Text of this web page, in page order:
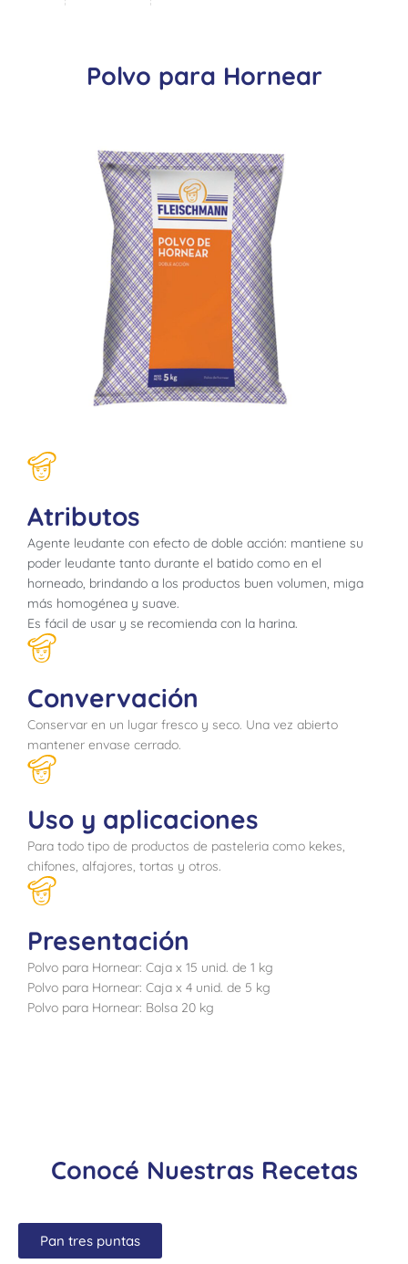
Polvo para Hornear
Atributos
Agente leudante con efecto de doble acción: mantiene su
poder leudante tanto durante el batido como en el
horneado, brindando a los productos buen volumen, miga
más homogénea y suave.
Es fácil de usar y se recomienda con la harina.
Convervación
Conservar en un lugar fresco y seco. Una vez abierto
mantener envase cerrado.
Uso y aplicaciones
Para todo tipo de productos de pasteleria como kekes,
chifones, alfajores, tortas y otros.
Presentación
Polvo para Hornear: Caja x 15 unid. de 1 kg
Polvo para Hornear: Caja x 4 unid. de 5 kg
Polvo para Hornear: Bolsa 20 kg
Conocé Nuestras Recetas
Pan tres puntas